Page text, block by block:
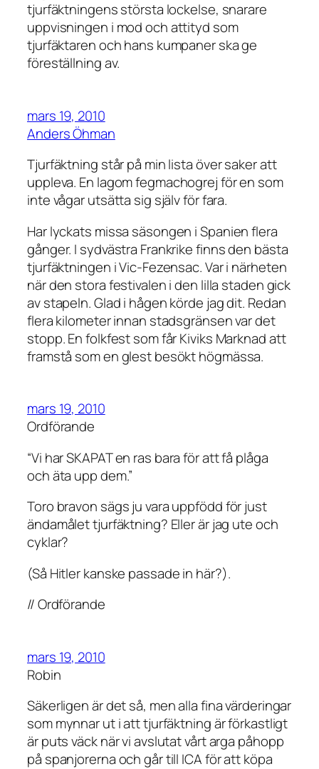
tjurfäktningens största lockelse, snarare
uppvisningen i mod och attityd som
tjurfäktaren och hans kumpaner ska ge
föreställning av.
mars 19, 2010
Anders Öhman
Tjurfäktning står på min lista över saker att
uppleva. En lagom fegmachogrej för en som
inte vågar utsätta sig själv för fara.
Har lyckats missa säsongen i Spanien flera
gånger. I sydvästra Frankrike finns den bästa
tjurfäktningen i Vic-Fezensac. Var i närheten
när den stora festivalen i den lilla staden gick
av stapeln. Glad i hågen körde jag dit. Redan
flera kilometer innan stadsgränsen var det
stopp. En folkfest som får Kiviks Marknad att
framstå som en glest besökt högmässa.
mars 19, 2010
Ordförande
“Vi har SKAPAT en ras bara för att få plåga
och äta upp dem.”
Toro bravon sägs ju vara uppfödd för just
ändamålet tjurfäktning? Eller är jag ute och
cyklar?
(Så Hitler kanske passade in här?).
// Ordförande
mars 19, 2010
Robin
Säkerligen är det så, men alla fina värderingar
som mynnar ut i att tjurfäktning är förkastligt
är puts väck när vi avslutat vårt arga påhopp
på spanjorerna och går till ICA för att köpa